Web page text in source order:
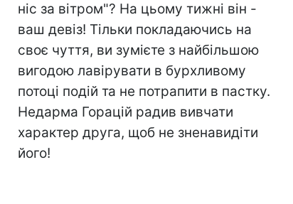
ніс за вітром"? На цьому тижні він -
ваш девіз! Тільки покладаючись на
своє чуття, ви зумієте з найбільшою
вигодою лавірувати в бурхливому
потоці подій та не потрапити в пастку.
Недарма Горацій радив вивчати
характер друга, щоб не зненавидіти
його!